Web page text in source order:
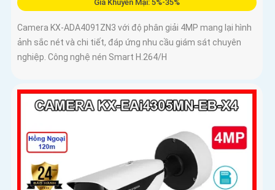
Giá Khuyến Mại: 5%-35%
Camera KX-ADA4091ZN3 với độ phân giải 4MP mang lại hình
ảnh sắc nét và chi tiết, đáp ứng nhu cầu giám sát chuyên
nghiệp. Công nghệ nén Smart H.264/H